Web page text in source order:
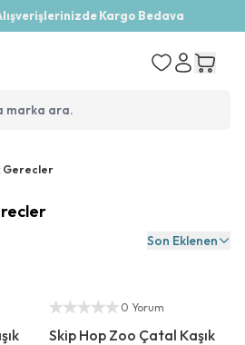
Kargo Bedava
Gerecler
Son Eklenen
0 Yorum
Skip Hop Zoo Çatal Kaşık